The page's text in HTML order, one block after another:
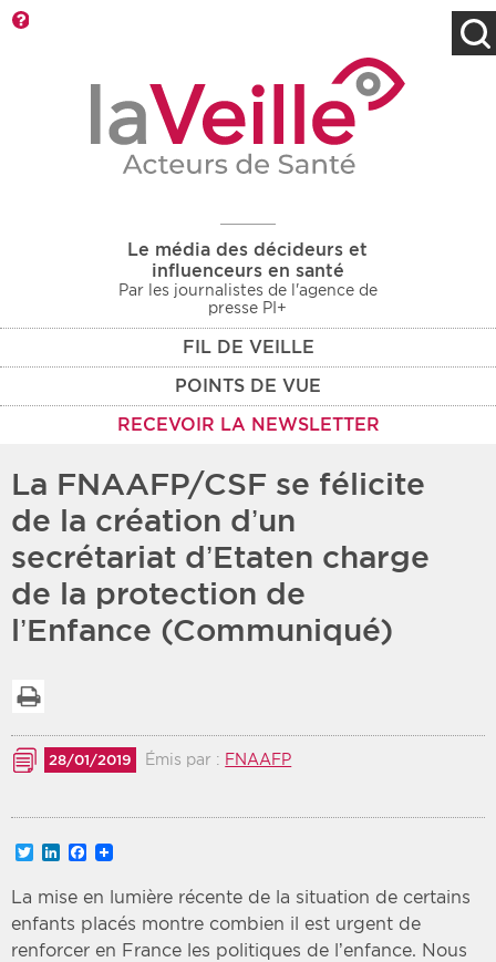
Le média des décideurs et
influenceurs en santé
Par les journalistes de l'agence de
presse PI+
FIL DE VEILLE
POINTS DE VUE
RECEVOIR LA NEWSLETTER
Rendez-vous des 7
prochains jours
Recherche par mots clés
Type d'information
Rendez-vous
Protection sociale
Médico-social
Zone géographique
Choisir une date de débutChoisir une date de fin
Tri
Chronologique
Inversé
La FNAAFP/CSF se félicite
de la création d’un
secrétariat d’Etaten charge
de la protection de
l’Enfance (Communiqué)
28/01/2019 Émis par : FNAAFP
TwitterLinkedInFacebook
La mise en lumière récente de la situation de certains
enfants placés montre combien il est urgent de
renforcer en France les politiques de l’enfance. Nous